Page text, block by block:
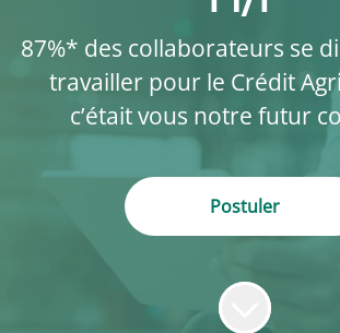
87%* des collaborateurs se
travailler pour le Crédit
c’était vous notre futur
Postuler